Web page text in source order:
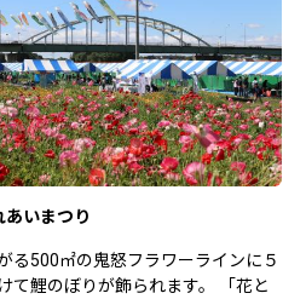
いまつり
る500㎡の鬼怒フラワーラインに５
て鯉のぼりが飾られます。 「花と